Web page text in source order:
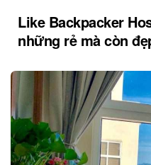
Like Backpacker
những rẻ mà còn